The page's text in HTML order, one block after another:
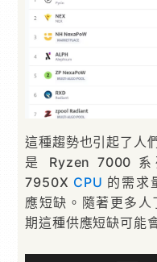
這種趨勢也引起了人
是 Ryzen 7000
7950X CPU 的需求
應短缺。隨著更多
期這種供應短缺可能